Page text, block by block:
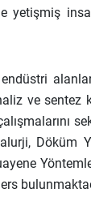
yetişmiş
ve sentez
Döküm